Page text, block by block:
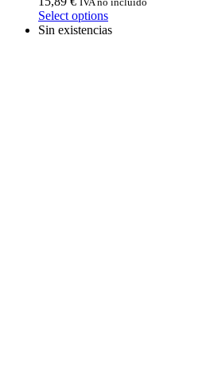
Select options
Sin existencias